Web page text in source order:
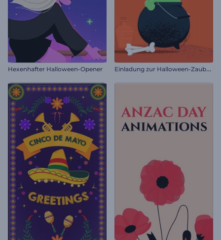
Hexenhafter Halloween-Opener E
inladung zur Halloween-Zauberparty